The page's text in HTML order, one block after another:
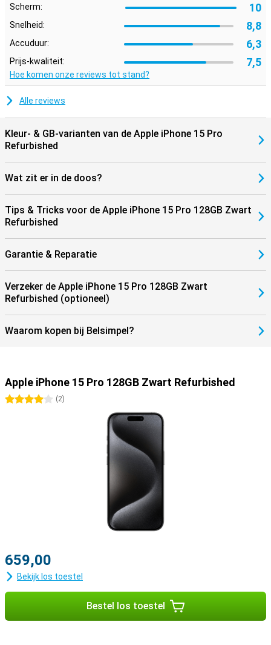
toestel makkelijk mee. Bovendien werkt deze Apple iPhone 15 Pro
128GB Zwart Refurbished perfect samen met andere Apple-
eenvoudig tussen apparaten en haal je alles uit het Apple
Scherm: 10
Snelheid: 8,8
Accuduur: 6,3
Prijs-kwaliteit: 7,5
Hoe komen onze reviews tot stand?
Alle reviews
Kleur- & GB-varianten van de Apple iPhone 15 Pro
Refurbished
Wat zit er in de doos?
Tips & Tricks voor de Apple iPhone 15 Pro 128GB Zwart
Refurbished
Garantie & Reparatie
Verzeker de Apple iPhone 15 Pro 128GB Zwart
Refurbished (optioneel)
Waarom kopen bij Belsimpel?
Apple iPhone 15 Pro 128GB Zwart Refurbished
4 sterren
(2)
659,00
Bekijk los toestel
Bestel los toestel